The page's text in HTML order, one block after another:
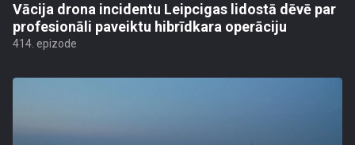
Vācija drona incidentu Leipcigas lidostā dēvē par
profesionāli paveiktu hibrīdkara operāciju
414. epizode